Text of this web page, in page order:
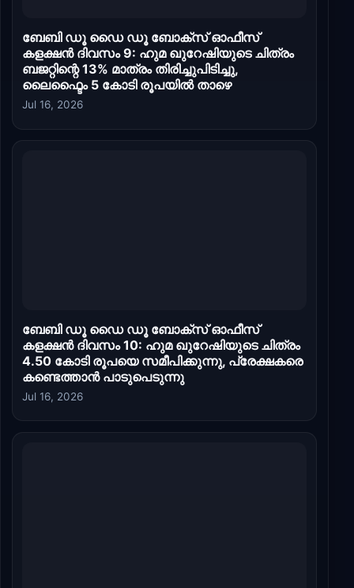
ബേബി ഡൂ ഡൈ ഡൂ ബോക്സ് ഓഫീസ്
കളക്ഷൻ ദിവസം 9: ഹുമ ഖുറേഷിയുടെ ചിത്രം
ബജറ്റിന്റെ 13% മാത്രം തിരിച്ചുപിടിച്ചു,
ലൈഫ്ടൈം 5 കോടി രൂപയിൽ താഴെ
Jul 16, 2026
ബേബി ഡൂ ഡൈ ഡൂ ബോക്സ് ഓഫീസ്
കളക്ഷൻ ദിവസം 10: ഹുമ ഖുറേഷിയുടെ ചിത്രം
4.50 കോടി രൂപയെ സമീപിക്കുന്നു, പ്രേക്ഷകരെ
കണ്ടെത്താൻ പാടുപെടുന്നു
Jul 16, 2026